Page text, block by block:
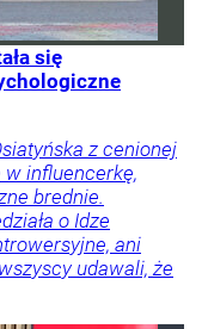
się
z cenionej
w influencerkę,
brednie.
o Idze
ani
udawali, że